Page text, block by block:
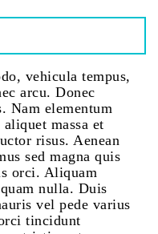
vehicula tempus,
arcu. Donec
Nam elementum
massa et
risus. Aenean
sed magna quis
orci. Aliquam
nulla. Duis
vel pede varius
tincidunt